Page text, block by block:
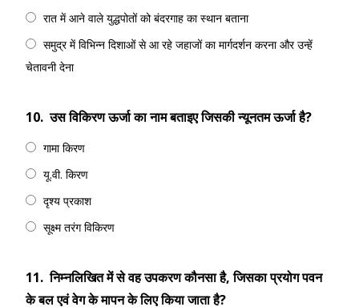
रात में आने वाले युद्धपोतों को बंदरगाह का स्थान बताना
समुद्र में विभिन्न दिशाओं से आ रहे जहाजों का मार्गदर्शन करना और उन्हें
चेतावनी देना
10. उस विकिरण ऊर्जा का नाम बताइए जिसकी न्यूनतम ऊर्जा है?
गामा किरण
यू.वी. किरण
दृश्य प्रकाश
सूक्ष्म तरंग विकिरण
11. निम्नलिखित में से वह उपकरण कौनसा है, जिसका प्रयोग पवन
के बल एवं वेग के मापन के लिए किया जाता है?